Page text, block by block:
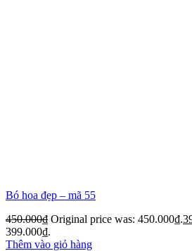
Bó hoa đẹp – mã 55
450.000₫ Original price was: 450.000₫.
399.000₫.
Thêm vào giỏ hàng